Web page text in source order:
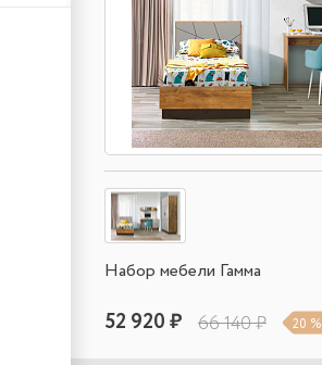
Набор мебели Гамма
52 920 ₽ 66 140 ₽ 20 %